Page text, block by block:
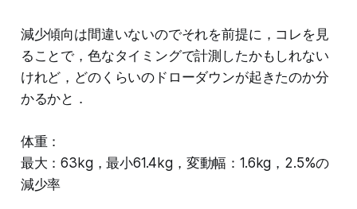
減少傾向は間違いないのでそれを前提に，コレを見
ることで，色なタイミングで計測したかもしれない
けれど，どのくらいのドローダウンが起きたのか分
かるかと．
体重：
最大：63kg，最小61.4kg，変動幅：1.6kg，2.5%の
減少率